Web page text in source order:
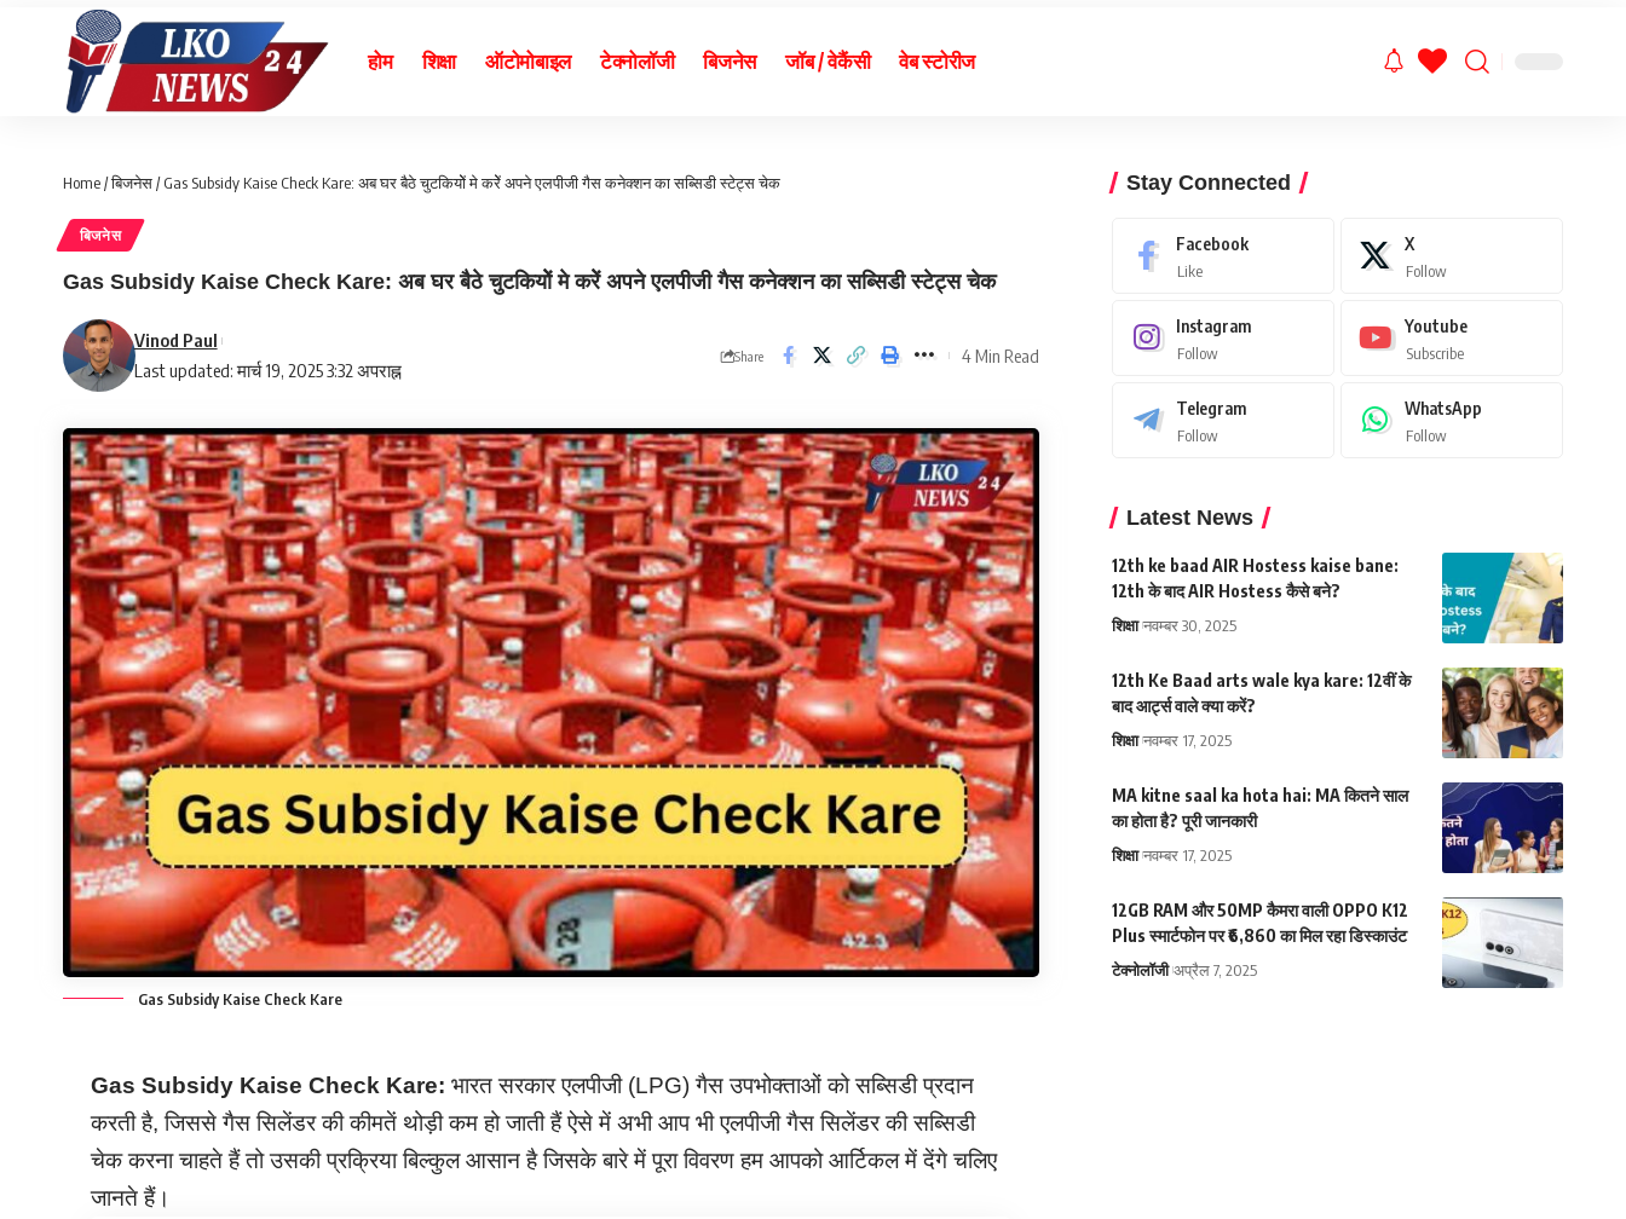
होम शिक्षा ऑटोमोबाइल टेक्नोलॉजी बिजनेस जॉब / वेकैंसी वेब स्टोरीज
Home/बिजनेस/Gas Subsidy Kaise Check Kare: अब घर बैठे चुटकियोें मे करेें अपने एलपीजी गैस कनेक्शन का सब्सिडी स्टेट्स चेक
बिजनेस
Gas Subsidy Kaise Check Kare: अब घर बैठे चुटकियोें मे करेें अपने एलपीजी गैस कनेक्शन का सब्सिडी स्टेट्स चेक
Last updated: मार्च 19, 2025 3:32 अपराह्न
Vinod Paul
Share 4 Min Read
Gas Subsidy Kaise Check Kare
Gas Subsidy Kaise Check Kare:भारत सरकार एलपीजी (LPG) गैस उपभोक्ताओं को सब्सिडी प्रदान
करती है, जिससे गैस सिलेंडर की कीमतें थोड़ी कम हो जाती हैं ऐसे में अभी आप भी एलपीजी गैस सिलेंडर की सब्सिडी
चेक करना चाहते हैं तो उसकी प्रक्रिया बिल्कुल आसान है जिसके बारे में पूरा विवरण हम आपको आर्टिकल में देंगे चलिए
जानते हैं।
Stay Connected
Facebook
Like
X
Follow
Instagram
Follow
Youtube
Subscribe
Telegram
Follow
WhatsApp
Follow
Latest News
12th ke baad AIR Hostess kaise bane:
12th के बाद AIR Hostess कैसे बने?
शिक्षा नवम्बर 30, 2025
12th Ke Baad arts wale kya kare: 12वीं के
बाद आर्ट्स वाले क्या करें?
शिक्षा नवम्बर 17, 2025
MA kitne saal ka hota hai: MA कितने साल
का होता है? पूरी जानकारी
शिक्षा नवम्बर 17, 2025
12GB RAM और 50MP कैमरा वाली OPPO K12
Plus स्मार्टफोन पर ₹6,860 का मिल रहा डिस्काउंट
टेक्नोलॉजी अप्रैल 7, 2025